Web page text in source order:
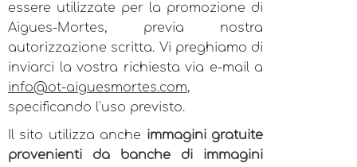
essere utilizzate per la promozione di
Aigues-Mortes, previa nostra
autorizzazione scritta. Vi preghiamo di
inviarci la vostra richiesta via e-mail a
info@ot-aiguesmortes.com,
specificando l'uso previsto.
Il sito utilizza anche immagini gratuite
provenienti da banche di immagini